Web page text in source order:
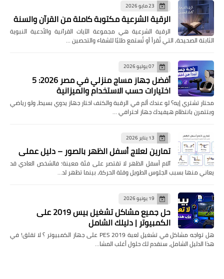
23 مايو 2026
الرقية الشرعية مكتوبة كاملة من القرآن والسنة
الرقية الشرعية هي مجموعة الآيات القرآنية والأدعية النبوية
الثابتة الصحيحة، التي تُقرأ أو تُستمع طلبًا للشفاء والتحصين …
07 يوليو 2026
أفضل جهاز مساج منزلي في مصر 2026: 5
اختيارات حسب الاستخدام والميزانية
محتار تشتري إيه؟ لو عندك ألم في الرقبة والكتف اختار جهاز يدوي بسيط، ولو رياضي
وبتتمرن بانتظام هيفيدك جهاز احترافي …
13 يناير 2026
تمارين لعلاج أسفل الظهر بالصور – دليل عملي
آلام أسفل الظهر لا تقتصر على فئة معينة؛ فالشخص العادي قد
يعاني منها بسبب الجلوس الطويل وقلة الحركة، بينما تظهر لد…
19 يونيو 2026
حل جميع مشاكل تشغيل بيس 2019 على
الكمبيوتر | دليلك الشامل
هل تواجه مشاكل في تشغيل لعبة PES 2019 على جهاز الكمبيوتر ؟ لا تقلق! في
هذا الدليل الشامل، سنقدم لك حلول أغلب المشا…